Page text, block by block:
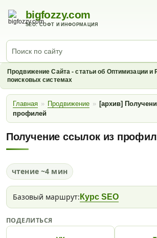
bigfozzy.com
SEO: СОФТ И ИНФОРМАЦИЯ
Продвижение Сайта - статьи об Оптимизации и
поисковых системах
Главная » Продвижение » [архив]
профилей
Получение ссылок из
чтение ~4 мин
Базовый маршрут: Курс SEO
ПОДЕЛИТЬСЯ